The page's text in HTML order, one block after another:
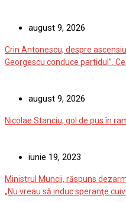
august 9, 2026
Crin Antonescu, despre
Georgescu conduce partidul”.
august 9, 2026
Nicolae Stanciu, gol de pus în
iunie 19, 2023
Ministrul Muncii, răspuns
„Nu vreau să induc speranţe